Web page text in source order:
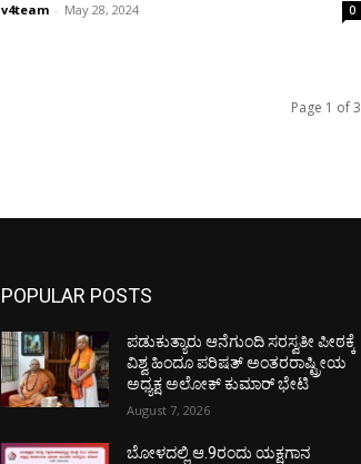
v4team - May 28, 2024 0
Page 1 of 3
POPULAR POSTS
ಪಡುಕುತ್ಯಾರು ಆನೆಗುಂದಿ ಸರಸ್ವತೀ ಪೀಠಕ್ಕೆ
ವಿಶ್ವ ಹಿಂದೂ ಪರಿಷತ್ ಅಂತರರಾಷ್ಟ್ರೀಯ
ಅಧ್ಯಕ್ಷ ಅಲೋಕ್ ಕುಮಾರ್ ಭೇಟಿ
August 7, 2026
ಬೋಳದಲ್ಲಿ ಆ.9ರಂದು ಯಕ್ಷಗಾನ